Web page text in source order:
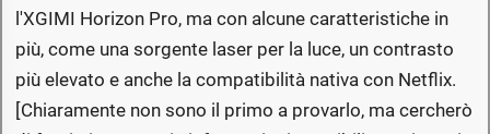
l'XGIMI Horizon Pro, ma con alcune caratteristiche in
più, come una sorgente laser per la luce, un contrasto
più elevato e anche la compatibilità nativa con Netflix.
[Chiaramente non sono il primo a provarlo, ma cercherò